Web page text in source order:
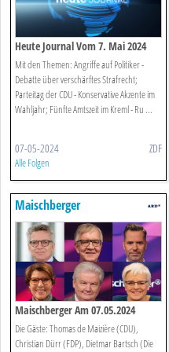
Heute Journal Vom 7. Mai 2024
Mit den Themen: Angriffe auf Politiker -
Debatte über verschärftes Strafrecht;
Parteitag der CDU - Konservative Akzente im
Wahljahr; Fünfte Amtszeit im Kreml - Ru ...
07-05-2024 ZDF
Alle Folgen
Maischberger
Maischberger Am 07.05.2024
Die Gäste: Thomas de Maizière (CDU),
Christian Dürr (FDP), Dietmar Bartsch (Die